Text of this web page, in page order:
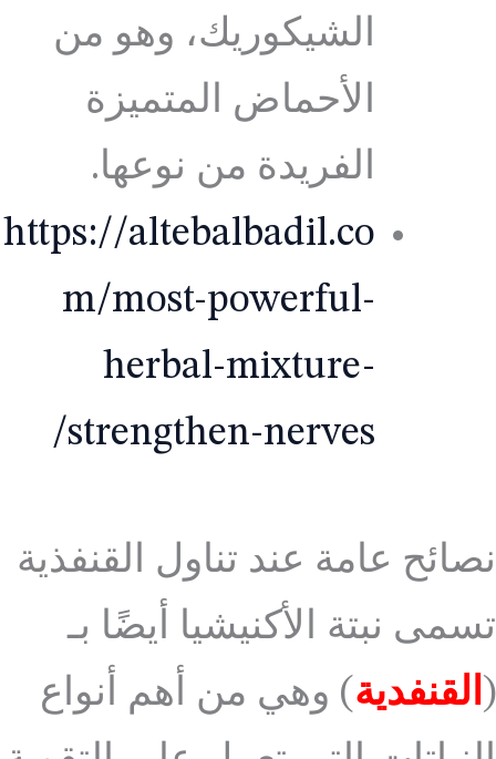
الشيكوريك، وهو من
الأحماض المتميزة
الفريدة من نوعها.
https://altebalbadil.co
m/most-powerful-
herbal-mixture-
strengthen-nerves/
نصائح عامة عند تناول القنفذية
تسمى نبتة الأكنيشيا أيضًا بـ
(القنفدية) وهي من أهم أنواع